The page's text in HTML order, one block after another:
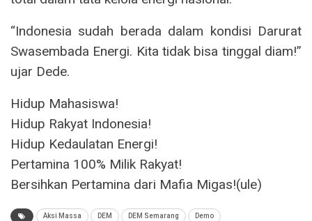
“Indonesia sudah berada dalam kondisi Darurat
Swasembada Energi. Kita tidak bisa tinggal diam!”
ujar Dede.
Hidup Mahasiswa!
Hidup Rakyat Indonesia!
Hidup Kedaulatan Energi!
Pertamina 100% Milik Rakyat!
Bersihkan Pertamina dari Mafia Migas!(ule)
Aksi Massa DEM DEM Semarang Demo